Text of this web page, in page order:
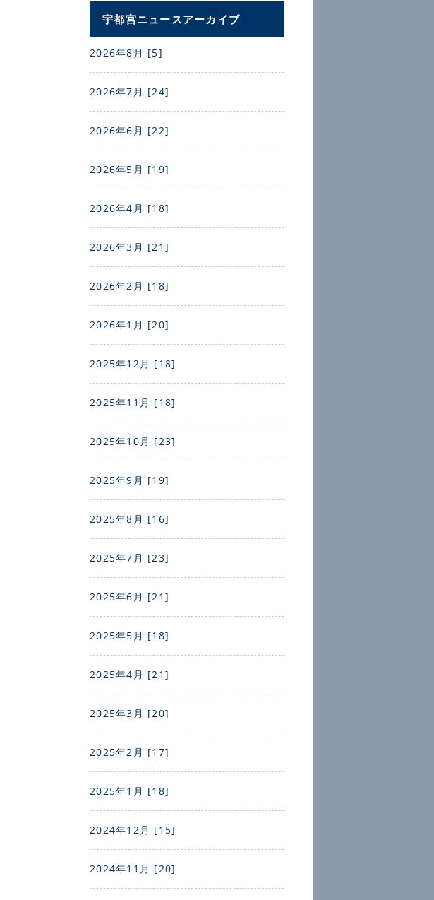
宇都宮ニュースアーカイブ
2026年8月 [5]
2026年7月 [24]
2026年6月 [22]
2026年5月 [19]
2026年4月 [18]
2026年3月 [21]
2026年2月 [18]
2026年1月 [20]
2025年12月 [18]
2025年11月 [18]
2025年10月 [23]
2025年9月 [19]
2025年8月 [16]
2025年7月 [23]
2025年6月 [21]
2025年5月 [18]
2025年4月 [21]
2025年3月 [20]
2025年2月 [17]
2025年1月 [18]
2024年12月 [15]
2024年11月 [20]